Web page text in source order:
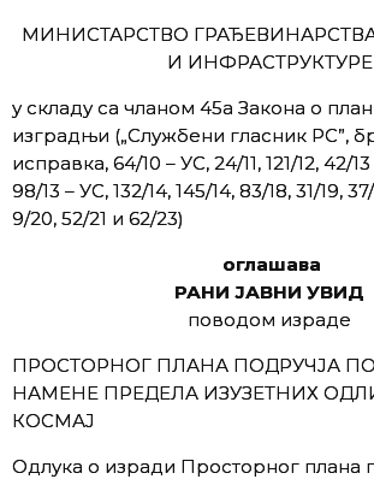
МИНИСТАРСТВО
И ИНФРАСТРУКТУРЕ
у складу са чланом 45а Закона о
изградњи („Службени гласник РС”,
исправка, 64/10 – УС, 24/11, 121/12, 42/
98/13 – УС, 132/14, 145/14, 83/18, 31/19,
9/20, 52/21 и 62/23)
оглашава
РАНИ ЈАВНИ УВИД
поводом израде
ПРОСТОРНОГ ПЛАНА ПОДРУЧЈА
НАМЕНЕ ПРЕДЕЛА ИЗУЗЕТНИХ
КОСМАЈ
Одлука о изради Просторног плана